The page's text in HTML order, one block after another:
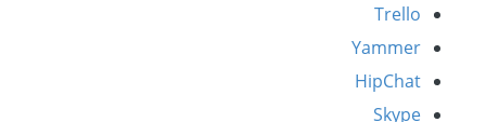
Trello
Yammer
HipChat